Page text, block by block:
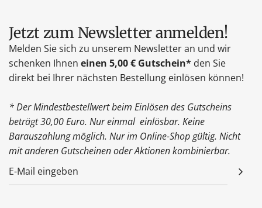
Jetzt zum Newsletter anmelden!
Melden Sie sich zu unserem Newsletter an und wir
schenken Ihnen einen 5,00 € Gutschein* den Sie
direkt bei Ihrer nächsten Bestellung einlösen können!
* Der Mindestbestellwert beim Einlösen des Gutscheins
beträgt 30,00 Euro. Nur einmal einlösbar. Keine
Barauszahlung möglich. Nur im Online-Shop gültig. Nicht
mit anderen Gutscheinen oder Aktionen kombinierbar.